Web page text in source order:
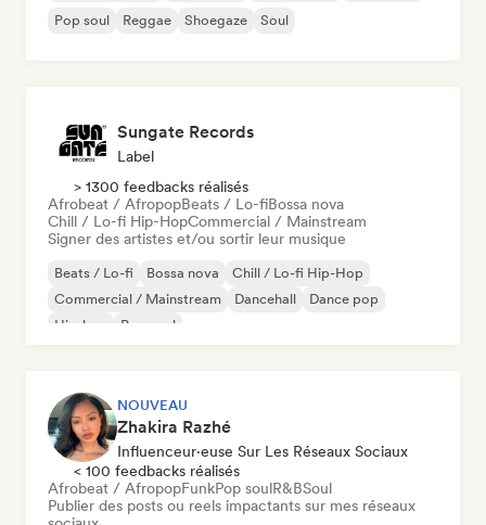
Pop soul
Reggae Shoegaze Soul
Sungate Records
Label
> 1300 feedbacks réalisés
Afrobeat / AfropopBeats / Lo-fiBossa nova
Chill / Lo-fi Hip-HopCommercial / Mainstream
Signer des artistes et/ou sortir leur musique
Beats / Lo-fi Bossa nova
Chill / Lo-fi Hip-Hop
Commercial / Mainstream
Dancehall
Dance pop
Hip-hop
Pop soul
NOUVEAU
Zhakira Razhé
Influenceur·euse Sur Les Réseaux Sociaux
< 100 feedbacks réalisés
Afrobeat / AfropopFunkPop soulR&BSoul
Publier des posts ou reels impactants sur mes réseaux